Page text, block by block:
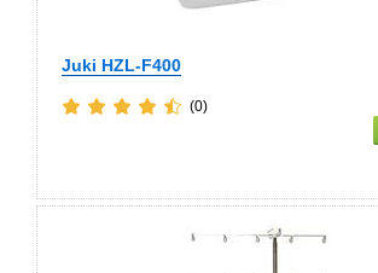
Juki HZL-F400
(0)